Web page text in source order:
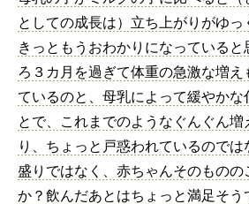
としての成長は）立ち上がりがゆ
きっともうおわかりになっている
ろ３カ月を過ぎて体重の急激な増え
ているのと、母乳によって緩やかな
とで、これまでのようなぐんぐん
り、ちょっと戸惑われているのでは
盛りではなく、赤ちゃんそのものの
か？飲んだあとはちょっと満足そう